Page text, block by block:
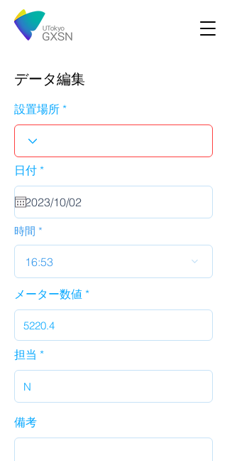
データ編集
設置場所
日付 *r
u
i
d
時間
16:53
メーター数値
担当
備考